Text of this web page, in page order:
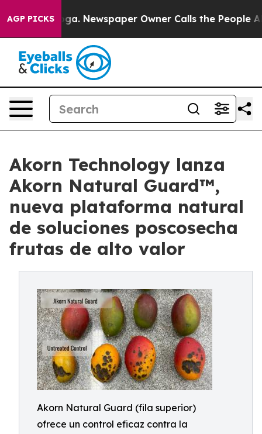
AGP PICKSNewspaper Owner Calls the People
Akorn Technology lanza
Akorn Natural Guard™,
nueva plataforma natural
de soluciones poscosecha
frutas de alto valor
Akorn Natural Guard (fila superior)
ofrece un control eficaz contra la